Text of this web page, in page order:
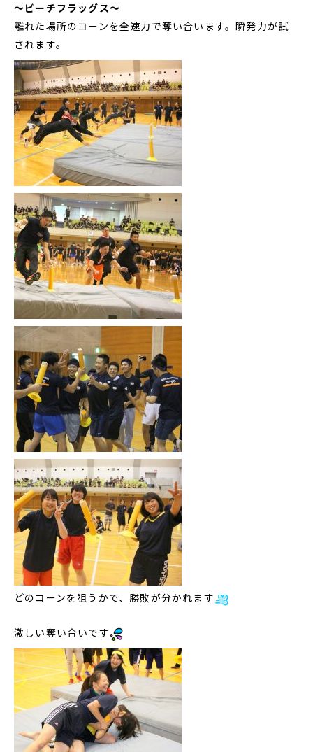
～ビーチフラッグス～
離れた場所のコーンを全速力で奪い合います。瞬発力が試
されます。
どのコーンを狙うかで、勝敗が分かれます
激しい奪い合いです